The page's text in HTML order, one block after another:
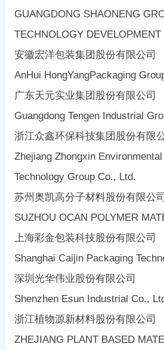
GUANGDONG SHAONENG
TECHNOLOGY DEVELOPMENT
安徽宏洋包装集团股份有限公司
AnHui HongYangPackaging
广东天元实业集团股份有限公司
Guangdong Tengen Industrial
浙江众鑫环保科技集团股份有限
Zhejiang Zhongxin
Technology Group Co., Ltd.
苏州奥凯高分子材料股份有限公司
SUZHOU OCAN POLYMER
上海彩金包装科技股份有限公司
Shanghai Caijin Packaging
深圳光华伟业股份有限公司
Shenzhen Esun Industrial Co.,
浙江植物源新材料股份有限公司
ZHEJIANG PLANT BASED